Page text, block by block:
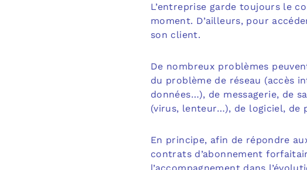
L’entreprise garde toujours le
moment. D’ailleurs, pour
son client.
De nombreux problèmes
du problème de réseau (accès
données…), de messagerie, de
(virus, lenteur…), de logiciel, de
En principe, afin de répondre
contrats d’abonnement
l’accompagnement dans